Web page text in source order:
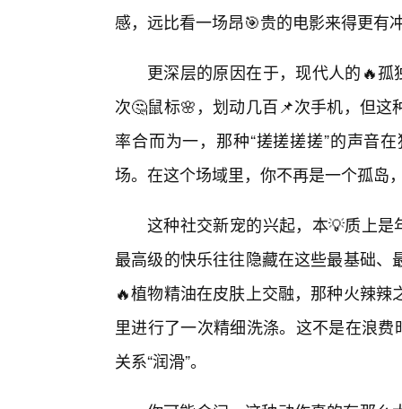
感，远比看一场昂🎯贵的电影来得更有
更深层的原因在于，现代人的🔥孤
次🤔鼠标🌸，划动几百📌次手机，但
率合而为一，那种“搓搓搓搓”的声音
场。在这个场域里，你不再是一个孤岛
这种社交新宠的兴起，本💡质上是
最高级的快乐往往隐藏在这些最基础
🔥植物精油在皮肤上交融，那种火辣
里进行了一次精细洗涤。这不是在浪
关系“润滑”。